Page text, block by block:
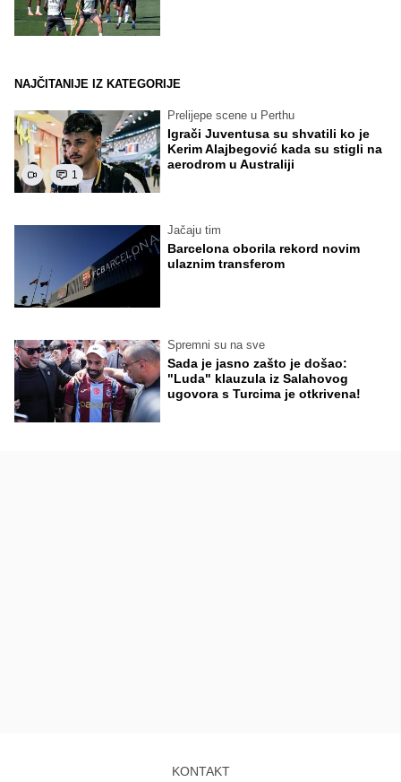
NAJČITANIJE IZ KATEGORIJE
1
Prelijepe scene u Perthu
Igrači Juventusa su shvatili ko je
Kerim Alajbegović kada su stigli na
aerodrom u Australiji
Jačaju tim
Barcelona oborila rekord novim
ulaznim transferom
Spremni su na sve
Sada je jasno zašto je došao:
"Luda" klauzula iz Salahovog
ugovora s Turcima je otkrivena!
KONTAKT